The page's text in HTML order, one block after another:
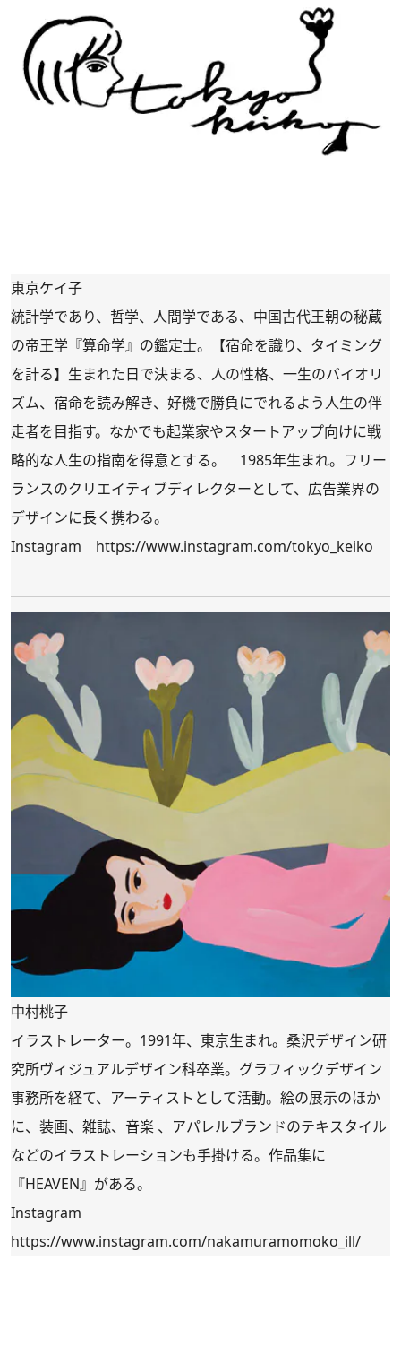
東京ケイ子
統計学であり、哲学、人間学である、中国古代王朝の秘蔵
の帝王学『算命学』の鑑定士。【宿命を識り、タイミング
を計る】生まれた日で決まる、人の性格、一生のバイオリ
ズム、宿命を読み解き、好機で勝負にでれるよう人生の伴
走者を目指す。なかでも起業家やスタートアップ向けに戦
略的な人生の指南を得意とする。 1985年生まれ。フリー
ランスのクリエイティブディレクターとして、広告業界の
デザインに長く携わる。
Instagram https://www.instagram.com/tokyo_keiko
中村桃子
イラストレーター。1991年、東京生まれ。桑沢デザイン研
究所ヴィジュアルデザイン科卒業。グラフィックデザイン
事務所を経て、アーティストとして活動。絵の展示のほか
に、装画、雑誌、音楽 、アパレルブランドのテキスタイル
などのイラストレーションも手掛ける。作品集に
『HEAVEN』がある。
Instagram
https://www.instagram.com/nakamuramomoko_ill/